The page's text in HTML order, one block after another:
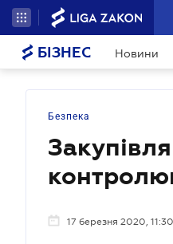
БІЗНЕС Новини
Безпека
17 березня 2020, 11:30